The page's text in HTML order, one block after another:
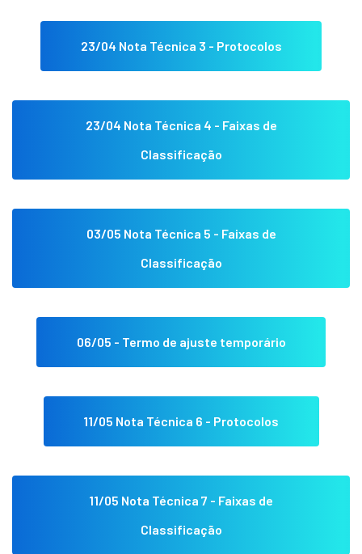
23/04 Nota Técnica 3 - Protocolos
23/04 Nota Técnica 4 - Faixas de
Classificação
03/05 Nota Técnica 5 - Faixas de
Classificação
06/05 - Termo de ajuste temporário
11/05 Nota Técnica 6 - Protocolos
11/05 Nota Técnica 7 - Faixas de
Classificação